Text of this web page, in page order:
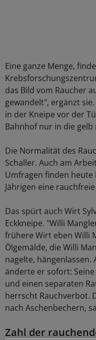
Eine ganze Menge,
das Bild vom Raucher
gewandelt", ergänzt
in der Kneipe vor der
Bahnhof nur in die
Die Normalität des
Schaller. Auch am
Umfragen finden heute
Jährigen eine
Das spürt auch Wirt
Eckkneipe. "Willi
frühere Wirt eben Willi
Ölgemälde, die Willi
nagelte, hängenlassen.
änderte er sofort:
und einen separaten
herrscht Rauchverbot.
nach Aschenbechern,
Zahl der